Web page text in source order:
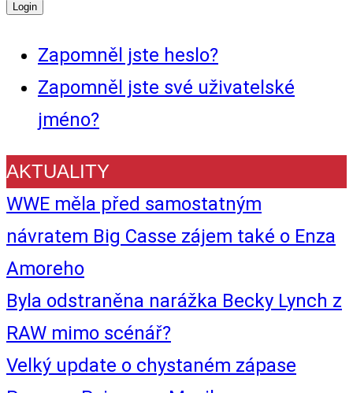
Zapomněl jste heslo?
Zapomněl jste své uživatelské
jméno?
AKTUALITY
WWE měla před samostatným
návratem Big Casse zájem také o Enza
Amoreho
Byla odstraněna narážka Becky Lynch z
RAW mimo scénář?
Velký update o chystaném zápase